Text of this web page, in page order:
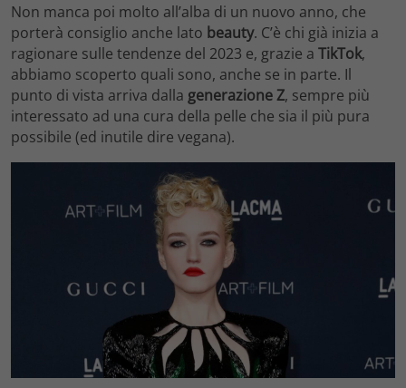
Non manca poi molto all’alba di un nuovo anno, che
porterà consiglio anche lato beauty. C’è chi già inizia a
ragionare sulle tendenze del 2023 e, grazie a TikTok,
abbiamo scoperto quali sono, anche se in parte. Il
punto di vista arriva dalla generazione Z, sempre più
interessato ad una cura della pelle che sia il più pura
possibile (ed inutile dire vegana).